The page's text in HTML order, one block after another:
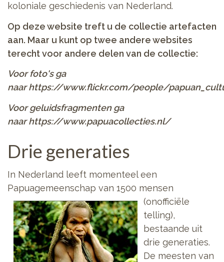
koloniale geschiedenis van Nederland.
Op deze website treft u de collectie artefacten
aan. Maar u kunt op twee andere websites
terecht voor andere delen van de collectie:
Voor foto's ga
naar https://www.flickr.com/people/
Voor geluidsfragmenten ga
naar https://www.papuacollecties.nl/
Drie generaties
In Nederland leeft momenteel een
Papuagemeenschap van 1500 mensen
(onofficiële
telling),
bestaande uit
drie generaties.
De meesten van